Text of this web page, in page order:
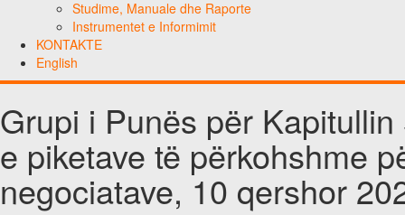
Studime, Manuale dhe Raporte
Instrumentet e Informimit
KONTAKTE
English
Grupi i Punës për
e piketave të përkohshme
negociatave, 10 qershor